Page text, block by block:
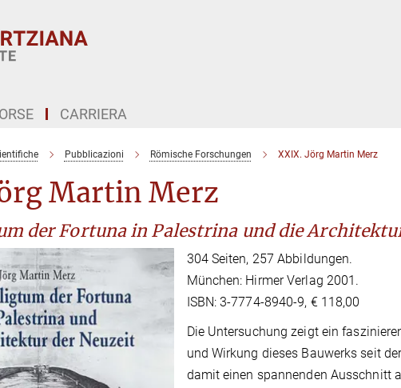
CARRIERA
Pubblicazioni Römische Forschungen XXIX. Jörg Martin Merz
Martin Merz
der Fortuna in Palestrina und die
304 Seiten, 257 Abbildungen.
München: Hirmer Verlag 2001.
ISBN: 3-7774-8940-9, € 118,00
Die Untersuchung zeigt ein
und Wirkung dieses Bauwerks seit
damit einen spannenden Ausschnitt